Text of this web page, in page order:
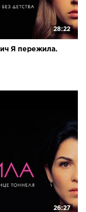
28:22
Я пережила.
26:27